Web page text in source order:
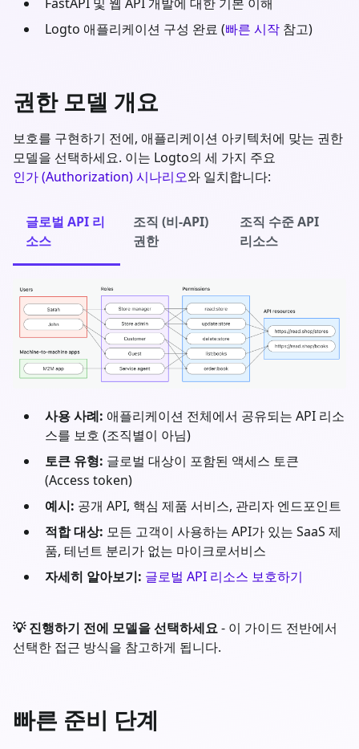
Logto 애플리케이션 구성 완료 (빠른 시작 참고)
권한 모델 개요
보호를 구현하기 전에, 애플리케이션 아키텍처에 맞는 권한
모델을 선택하세요. 이는 Logto의 세 가지 주요
인가 (Authorization) 시나리오와 일치합니다:
글로벌 API 리
소스
조직 (비-API)
권한
조직 수준 API
리소스
사용 사례: 애플리케이션 전체에서 공유되는 API 리소
스를 보호 (조직별이 아님)
토큰 유형: 글로벌 대상이 포함된 액세스 토큰
(Access token)
예시: 공개 API, 핵심 제품 서비스, 관리자 엔드포인트
적합 대상: 모든 고객이 사용하는 API가 있는 SaaS 제
품, 테넌트 분리가 없는 마이크로서비스
자세히 알아보기: 글로벌 API 리소스 보호하기
💡 진행하기 전에 모델을 선택하세요- 이 가이드 전반에서
선택한 접근 방식을 참고하게 됩니다.
빠른 준비 단계